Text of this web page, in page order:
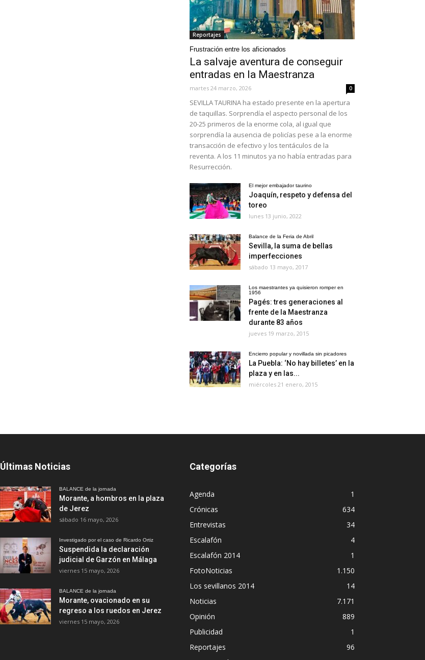
Reportajes
Frustración entre los aficionados
La salvaje aventura de conseguir
entradas en la Maestranza
martes 24 marzo, 2026 0
SEVILLA TAURINA ha estado presente en la apertura
de taquillas. Sorprendía el aspecto personal de los
20-25 primeros de la enorme cola, al igual que
sorprendía la ausencia de policías pese a la enorme
transacción de efectivo y los tentáculos de la
reventa. A los 11 minutos ya no había entradas para
Resurrección.
El mejor embajador taurino
Joaquín, respeto y defensa del
toreo
lunes 13 junio, 2022
Balance de la Feria de Abril
Sevilla, la suma de bellas
imperfecciones
sábado 13 mayo, 2017
Los maestrantes ya quisieron romper en
1956
Pagés: tres generaciones al
frente de la Maestranza
durante 83 años
jueves 19 marzo, 2015
Encierro popular y novillada sin picadores
La Puebla: ‘No hay billetes’ en la
plaza y en las...
miércoles 21 enero, 2015
Últimas Noticias
BALANCE de la jornada
Morante, a hombros en la plaza
de Jerez
sábado 16 mayo, 2026
Investigado por el caso de Ricardo Ortiz
Suspendida la declaración
judicial de Garzón en Málaga
viernes 15 mayo, 2026
BALANCE de la jornada
Morante, ovacionado en su
regreso a los ruedos en Jerez
viernes 15 mayo, 2026
Categorías
Agenda
1
Crónicas
634
Entrevistas
34
Escalafón
4
Escalafón 2014
1
FotoNoticias
1.150
Los sevillanos 2014
14
Noticias
7.171
Opinión
889
Publicidad
1
Reportajes
96